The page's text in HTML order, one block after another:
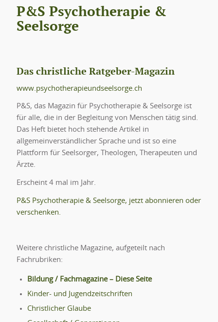
P&S Psychotherapie &
Seelsorge
Das christliche Ratgeber-Magazin
www.psychotherapieundseelsorge.ch
P&S, das Magazin für Psychotherapie & Seelsorge ist
für alle, die in der Begleitung von Menschen tätig sind.
Das Heft bietet hoch stehende Artikel in
allgemeinverständlicher Sprache und ist so eine
Plattform für Seelsorger, Theologen, Therapeuten und
Ärzte.
Erscheint 4 mal im Jahr.
P&S Psychotherapie & Seelsorge, jetzt abonnieren oder
verschenken.
Weitere christliche Magazine, aufgeteilt nach
Fachrubriken:
Bildung / Fachmagazine – Diese Seite
Kinder- und Jugendzeitschriften
Christlicher Glaube